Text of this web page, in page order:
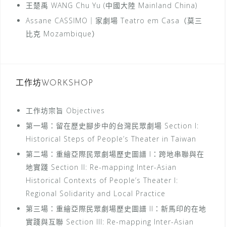
王楚禹 WANG Chu Yu (中國大陸 Mainland China)
Assane CASSIMO｜家劇場 Teatro em Casa（莫三
比克 Mozambique）
工作坊WORKSHOP
工作坊宗旨 Objectives
第一場：留在歷史腳步中的台灣民眾劇場 Section I:
Historical Steps of People’s Theater in Taiwan
第二場：重繪亞際民眾劇場歷史圖譜 I：跨地串聯與在
地實踐 Section II: Re-mapping Inter-Asian
Historical Contexts of People’s Theater I:
Regional Solidarity and Local Practice
第三場：重繪亞際民眾劇場歷史圖譜 II：新馬印的在地
實踐與互聯 Section III: Re-mapping Inter-Asian